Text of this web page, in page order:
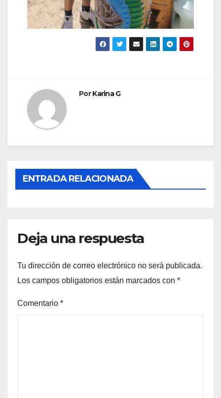
PorKarina G
ENTRADA RELACIONADA
Deja una respuesta
Tu dirección de correo electrónico no será publicada.
Los campos obligatorios están marcados con *
Comentario *